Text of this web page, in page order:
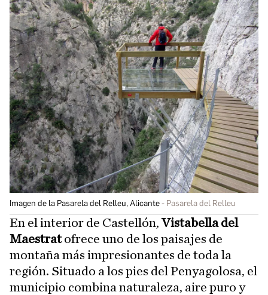
Imagen de la Pasarela del Relleu, Alicante Pasarela del Relleu
En el interior de Castellón,Vistabella del
Maestratofrece uno de los paisajes de
montaña más impresionantes de toda la
región. Situado a los pies del Penyagolosa, el
municipio combina naturaleza, aire puro y